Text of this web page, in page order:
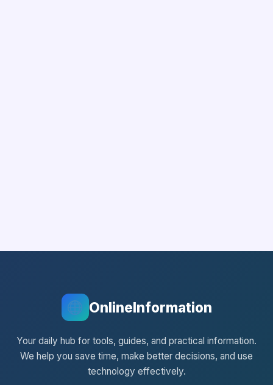
OnlineInformation
Your daily hub for tools, guides, and practical information.
We help you save time, make better decisions, and use
technology effectively.